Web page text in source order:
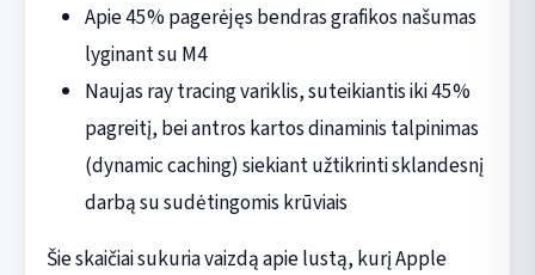
Apie 45% pagerėjęs bendras grafikos našumas
lyginant su M4
Naujas ray tracing variklis, suteikiantis iki 45%
pagreitį, bei antros kartos dinaminis talpinimas
(dynamic caching) siekiant užtikrinti sklandesnį
darbą su sudėtingomis krūviais
Šie skaičiai sukuria vaizdą apie lustą, kurį Apple